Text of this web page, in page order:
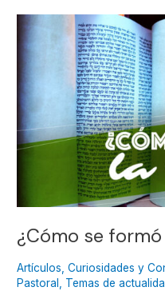
¿Cómo se formó
Artículos,Curiosidades y
Pastoral , Temas de
se
Biblia?